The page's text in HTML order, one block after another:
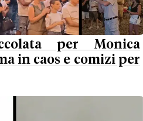
per Monica
in caos e comizi per